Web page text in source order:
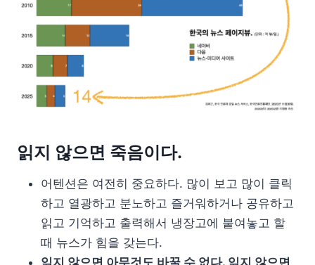
읽지 않으면 죽음이다.
어텐션은 여전히 중요하다. 많이 보고 많이 클릭
하고 열광하고 분노하고 즐거워하거나 공유하고
읽고 기억하고 출력해서 냉장고에 붙여놓고 할
때 뉴스가 힘을 갖는다.